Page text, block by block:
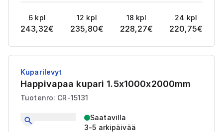
6 kpl
243,32€
12 kpl
235,80€
18 kpl
228,27€
24 kpl
220,75€
Kuparilevyt
Happivapaa kupari 1.5x1000x2000mm
Tuotenro: CR-15131
Saatavilla
3-5 arkipäivää